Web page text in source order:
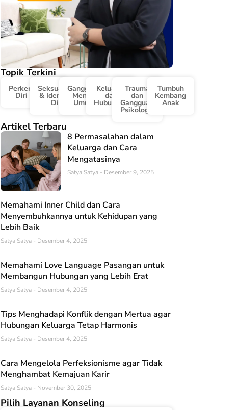
Topik Terkini
Perkembangan
Diri & Karir
Seksualitas
& Identitas
Diri
Gangguan
Mental
Umum
Keluarga
dan
Hubungan
Trauma
dan
Gangguan
Psikologis
Tumbuh
Kembang
Anak
Artikel Terbaru
8 Permasalahan dalam
Keluarga dan Cara
Mengatasinya
Satya Satya Desember 9, 2025
Memahami Inner Child dan Cara
Menyembuhkannya untuk Kehidupan yang
Lebih Baik
Satya Satya Desember 4, 2025
Memahami Love Language Pasangan untuk
Membangun Hubungan yang Lebih Erat
Satya Satya Desember 4, 2025
Tips Menghadapi Konflik dengan Mertua agar
Hubungan Keluarga Tetap Harmonis
Satya Satya Desember 4, 2025
Cara Mengelola Perfeksionisme agar Tidak
Menghambat Kemajuan Karir
Satya Satya November 30, 2025
Pilih Layanan Konseling